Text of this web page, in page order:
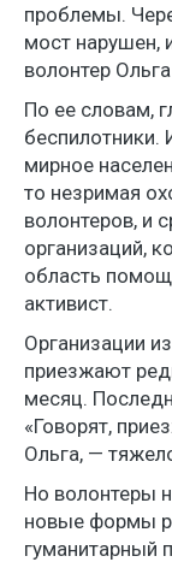
проблемы.
мост нарушен,
волонтер
По ее словам,
беспилотники.
мирное
то незримая
волонтеров, и
организаций,
область
активист.
Организации
приезжают
месяц.
«Говорят,
Ольга, —
Но волонтеры
новые формы
гуманитарный